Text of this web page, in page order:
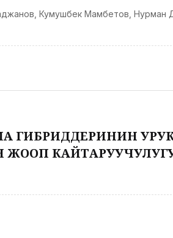
Кумушбек Мамбетов Нурман
ГИБРИДДЕРИНИН